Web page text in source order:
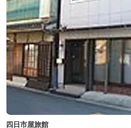
四日市屋旅館